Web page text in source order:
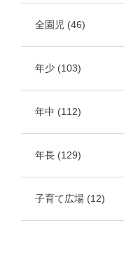
全園児 (46)
年少 (103)
年中 (112)
年長 (129)
子育て広場 (12)